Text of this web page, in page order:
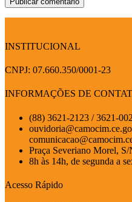
INSTITUCIONAL
CNPJ: 07.660.350/0001-23
INFORMAÇÕES DE
(88) 3621-2123 / 3621-
Praça Severiano Morel,
8h às 14h, de segunda a
Acesso Rápido